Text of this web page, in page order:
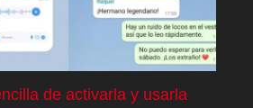
de activarla y usarla